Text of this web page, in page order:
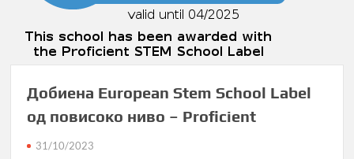
Добиена European Stem School Label
од повисоко ниво – Proficient
31/10/2023